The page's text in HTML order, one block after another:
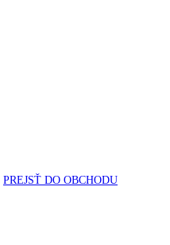
PREJSŤ DO OBCHODU